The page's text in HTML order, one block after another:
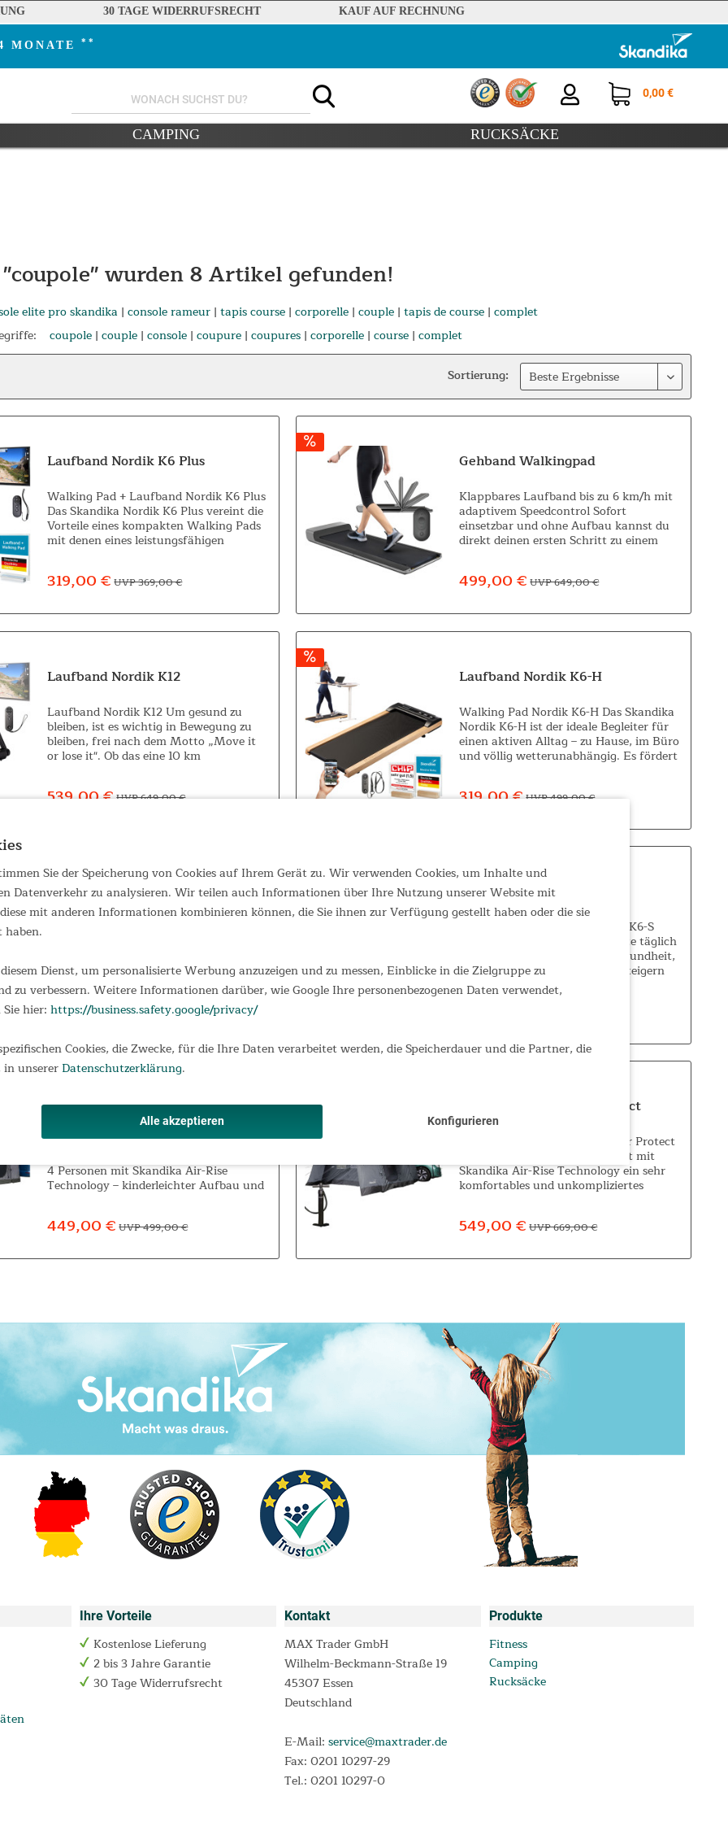
30 TAGE WIDERRUFSRECHT KAUF AUF RECHNUNG
MONATE **
0,00 €
CAMPING RUCKSÄCKE
wurden8Artikel gefunden!
elite pro skandika | console rameur | tapis course | corporelle | couple | tapis de course | complet
coupole| couple| console| coupure| coupures| corporelle| course| complet
Sortierung:
Laufband Nordik K6 Plus
Walking Pad + Laufband Nordik K6 Plus
Das Skandika Nordik K6 Plus vereint die
Vorteile eines kompakten Walking Pads
mit denen eines leistungsfähigen
Hause....
319,00 € UVP 369,00 €
Gehband Walkingpad
Klappbares Laufband bis zu 6 km/h mit
adaptivem Speedcontrol Sofort
einsetzbar und ohne Aufbau kannst du
direkt deinen ersten Schritt zu einem
nach der...
499,00 € UVP 649,00 €
Laufband Nordik K12
Laufband Nordik K12 Um gesund zu
bleiben, ist es wichtig in Bewegung zu
bleiben, frei nach dem Motto „Move it
or lose it". Ob das eine 10 km
hängt...
539,00 € UVP 649,00 €
Laufband Nordik K6-H
Walking Pad Nordik K6-H Das Skandika
Nordik K6-H ist der ideale Begleiter für
einen aktiven Alltag – zu Hause, im Büro
und völlig wetterunabhängig. Es fördert
319,00 € UVP 499,00 €
Gehband Nordik K6
im Büro und völlig wetterunabhängig.
Training mit einem Walking Pad fördert
nicht nur die Fitness und...
279,00 € UVP 319,00 €
Walking Pad Trekant K6-S
Gehband/Walking Pad Trekant K6-S
Bereits 4.000 bis 7.000 Schritte täglich
fördern die kardiovaskuläre Gesundheit,
regulieren den Blutdruck und steigern
die mentale Leistungsfähigkeit. Das
Trekant K6-S Walking Pad integriert...
Busvorzelt Aarhus Air Protect
Aarhus Air Protect Das Aarhus Air
4 Personen mit Skandika Air-Rise
Technology – kinderleichter Aufbau und
449,00 € UVP 499,00 €
Busvorzelt Vejers Air Protect
Vejers Air Protect Das Vejers Air Protect
bietet als geräumiges Busvorzelt mit
Skandika Air-Rise Technology ein sehr
komfortables und unkompliziertes
549,00 € UVP 669,00 €
Ihre Vorteile
Kostenlose Lieferung
2 bis 3 Jahre Garantie
30 Tage Widerrufsrecht
Kontakt
MAX Trader GmbH
Wilhelm-Beckmann-Straße 19
45307 Essen
Deutschland
E-Mail: service@maxtrader.de
Fax: 0201 10297-29
Tel.: 0201 10297-0
Produkte
Fitness
Camping
Rucksäcke
Sie der Speicherung von Cookies auf Ihrem Gerät zu. Wir verwenden Cookies, um Inhalte und
Datenverkehr zu analysieren. Wir teilen auch Informationen über Ihre Nutzung unserer Website mit
mit anderen Informationen kombinieren können, die Sie ihnen zur Verfügung gestellt haben oder die sie
haben.
Dienst, um personalisierte Werbung anzuzeigen und zu messen, Einblicke in die Zielgruppe zu
zu verbessern. Weitere Informationen darüber, wie Google Ihre personenbezogenen Daten verwendet,
hier: https://business.safety.google/privacy/
Cookies, die Zwecke, für die Ihre Daten verarbeitet werden, die Speicherdauer und die Partner, die
unsererDatenschutzerklärung.
Alle akzeptieren Konfigurieren